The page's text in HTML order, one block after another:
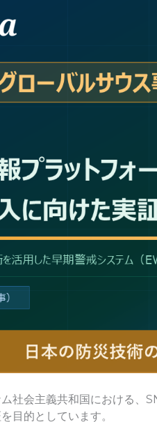
社会主義共和国における、
目的としています。